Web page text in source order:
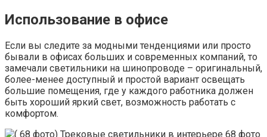
Использование в офисе
Если вы следите за модными тенденциями или просто
бывали в офисах больших и современных компаний, то
замечали светильники на шинопроводе – оригинальный,
более-менее доступный и простой вариант освещать
большие помещения, где у каждого работника должен
быть хороший яркий свет, возможность работать с
комфортом.